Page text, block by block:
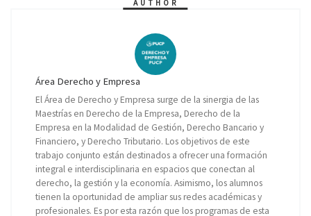
AUTHOR
Área Derecho y Empresa
El Área de Derecho y Empresa surge de la sinergia de las
Maestrías en Derecho de la Empresa, Derecho de la
Empresa en la Modalidad de Gestión, Derecho Bancario y
Financiero, y Derecho Tributario. Los objetivos de este
trabajo conjunto están destinados a ofrecer una formación
integral e interdisciplinaria en espacios que conectan al
derecho, la gestión y la economía. Asimismo, los alumnos
tienen la oportunidad de ampliar sus redes académicas y
profesionales. Es por esta razón que los programas de esta